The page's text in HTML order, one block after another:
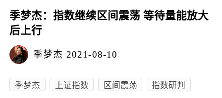
季梦杰：指数继续区间震荡 等待量能放大
后上行
季梦杰 2021-08-10
季梦杰 上证指数 区间震荡
指数研判